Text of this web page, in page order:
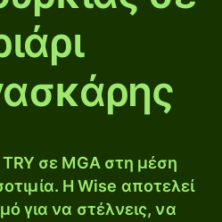
σε MGA στη μέση
Η Wise αποτελεί
για να στέλνεις, να